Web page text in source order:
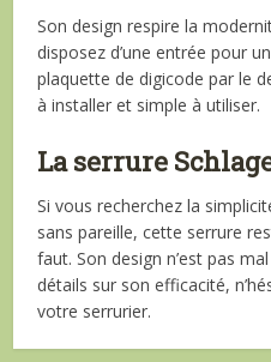
Son design respire la
disposez d’une entrée pour
plaquette de digicode par le
à installer et simple à utiliser.
La serrure
Si vous recherchez la
sans pareille, cette serrure
faut. Son design n’est pas
détails sur son efficacité,
votre serrurier.